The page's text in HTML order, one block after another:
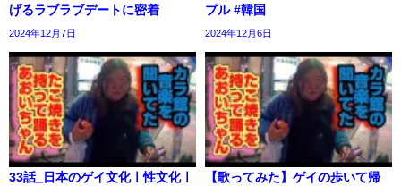
げるラブラブデートに密着
2024年12月7日
プル #韓国
2024年12月6日
33話_日本のゲイ文化ㅣ性文化ㅣ
【歌ってみた】ゲイの歩いて帰